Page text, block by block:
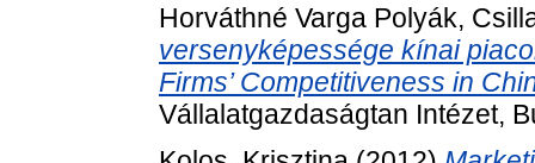
Horváthné Varga Polyák,
versenyképessége kínai
Firms’ Competitiveness in
Vállalatgazdaságtan Intézet,